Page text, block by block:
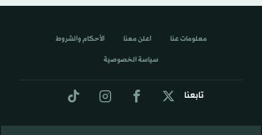
تابعنا
معلومات عنا اعلن معنا الأحكام والشروط
سياسة الخصوصية